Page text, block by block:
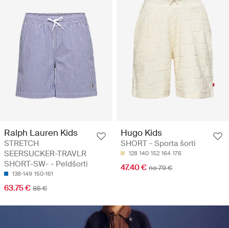
Ralph Lauren Kids
STRETCH
SEERSUCKER-TRAVLR
SHORT-SW- - Peldšorti
138-149 150-161
63.75 € 85 €
Hugo Kids
SHORT - Sporta šorti
128 140 152 164 176
47.40 € no 79 €